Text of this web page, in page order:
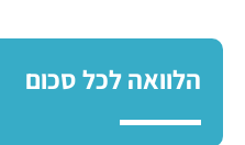
הלוואה לכל סכום